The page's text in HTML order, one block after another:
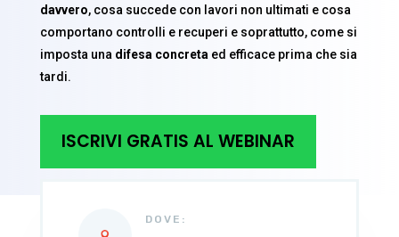
davvero, cosa succede con lavori non ultimati e cosa
comportano controlli e recuperi e soprattutto, come si
imposta una difesa concreta ed efficace prima che sia
tardi.
ISCRIVI GRATIS AL WEBINAR
DOVE: